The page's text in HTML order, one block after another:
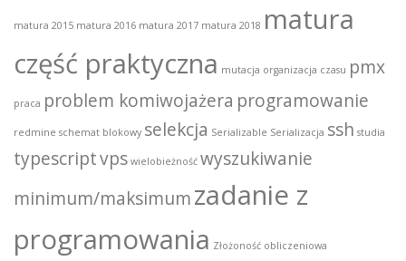
matura 2015 matura 2016 matura 2017 matura 2018 matura
część praktyczna mutacja organizacja czasu pmx
praca problem komiwojażera programowanie
redmine schemat blokowy selekcja Serializable Serializacja ssh studia
typescriptvps wielobieżność wyszukiwanie
minimum/maksimumzadanie z
programowania Złożoność obliczeniowa